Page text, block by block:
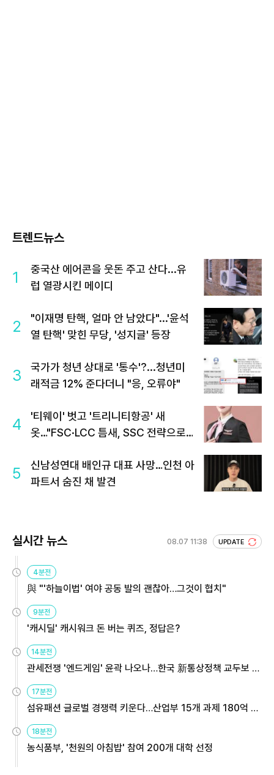
트렌드뉴스
1
중국산 에어콘을 웃돈 주고 산다...유
럽 열광시킨 메이디
2
"이재명 탄핵, 얼마 안 남았다"...'윤석
열 탄핵' 맞힌 무당, '성지글' 등장
3
국가가 청년 상대로 '통수'?...청년미
래적금 12% 준다더니 "응, 오류야"
4
'티웨이' 벗고 '트리니티항공' 새
옷…"FSC·LCC 틈새, SSC 전략으로
5
신남성연대 배인규 대표 사망…인천 아
파트서 숨진 채 발견
실시간 뉴스 08.07 11:38 UPDATE
4분전
與 "'하늘이법' 여야 공동 발의 괜찮아…그것이 협치"
9분전
'캐시딜' 캐시워크 돈 버는 퀴즈, 정답은?
14분전
관세전쟁 '엔드게임' 윤곽 나오나…한국 新통상정책 교두보 활
용해야
17분전
섬유패션 글로벌 경쟁력 키운다…산업부 15개 과제 180억 지
원
18분전
농식품부, '천원의 아침밥' 참여 200개 대학 선정